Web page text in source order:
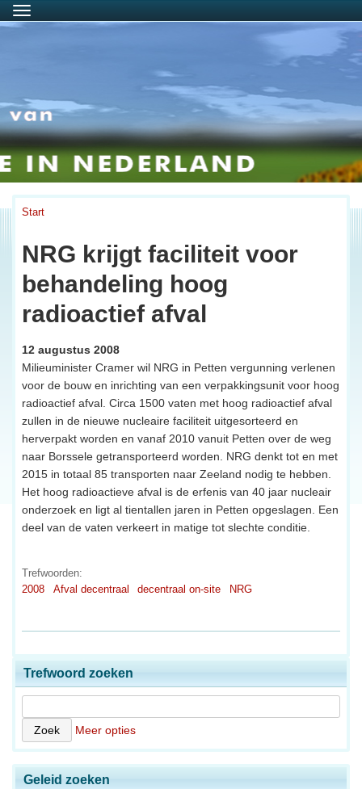
Menu
Start
NRG krijgt faciliteit voor
behandeling hoog
radioactief afval
12 augustus 2008
Milieuminister Cramer wil NRG in Petten vergunning verlenen
voor de bouw en inrichting van een verpakkingsunit voor hoog
radioactief afval. Circa 1500 vaten met hoog radioactief afval
zullen in de nieuwe nucleaire faciliteit uitgesorteerd en
herverpakt worden en vanaf 2010 vanuit Petten over de weg
naar Borssele getransporteerd worden. NRG denkt tot en met
2015 in totaal 85 transporten naar Zeeland nodig te hebben.
Het hoog radioactieve afval is de erfenis van 40 jaar nucleair
onderzoek en ligt al tientallen jaren in Petten opgeslagen. Een
deel van de vaten verkeert in matige tot slechte conditie.
Trefwoorden:
2008
Afval decentraal decentraal on-site NRG
Trefwoord zoeken
Meer opties
Geleid zoeken